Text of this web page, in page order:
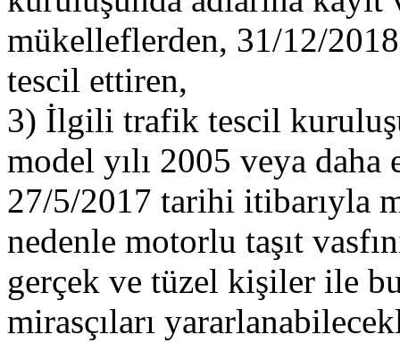
mükelleflerden, 31/12/
tescil ettiren,
3) İlgili trafik tescil
model yılı 2005 veya daha
27/5/2017 tarihi itibarıyla
nedenle motorlu taşıt
gerçek ve tüzel kişiler ile
mirasçıları